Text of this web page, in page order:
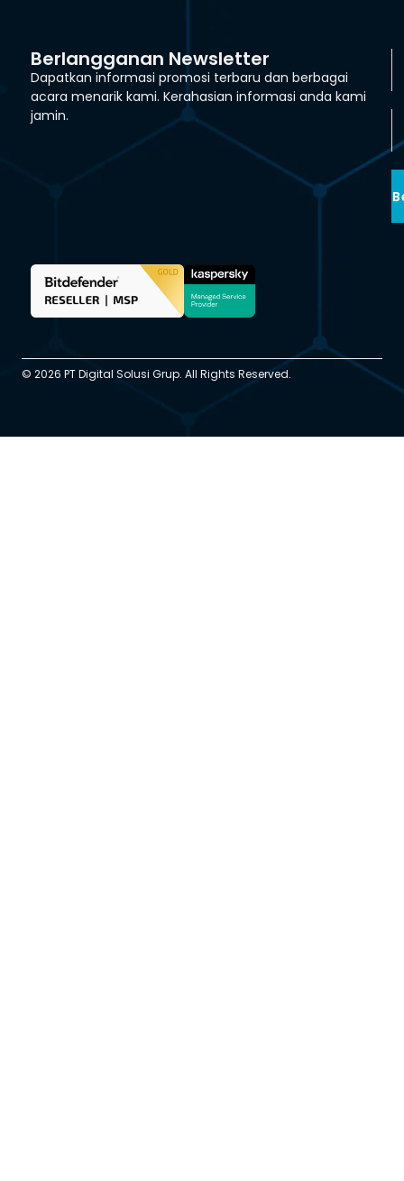
Berlangganan Newsletter
Dapatkan informasi promosi terbaru dan berbagai
acara menarik kami. Kerahasian informasi anda kami
jamin.
© 2026 PT Digital Solusi Grup. All Rights Reserved.